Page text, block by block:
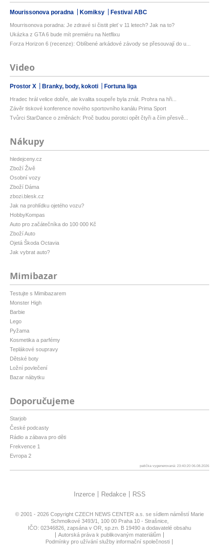
Mourissonova poradna Komiksy Festival ABC
Mourrisonova poradna: Je zdravé si čistit pleť v 11 letech? Jak na to?
Ukázka z GTA 6 bude mít premiéru na Netflixu
Forza Horizon 6 (recenze): Oblíbené arkádové závody se přesouvají do u...
Video
Prostor X Branky, body, kokoti Fortuna liga
Hradec hrál velice dobře, ale kvalita soupeře byla znát. Prohra na hři...
Závěr tiskové konference nového sportovního kanálu Prima Sport
Tvůrci StarDance o změnách: Proč budou porotci opět čtyři a čím přesvě...
Nákupy
hledejceny.cz
Zboží Živě
Osobní vozy
Zboží Dáma
zbozi.blesk.cz
Jak na prohlídku ojetého vozu?
HobbyKompas
Auto pro začátečníka do 100 000 Kč
Zboží Auto
Ojetá Škoda Octavia
Jak vybrat auto?
Mimibazar
Testujte s Mimibazarem
Monster High
Barbie
Lego
Pyžama
Kosmetika a parfémy
Teplákové soupravy
Dětské boty
Ložní povlečení
Bazar nábytku
Doporučujeme
Starjob
České podcasty
Rádio a zábava pro děti
Frekvence 1
Evropa 2
patička vygenerovaná: 23:40:20 06.08.2026
Inzerce Redakce RSS
© 2001 - 2026 Copyright CZECH NEWS CENTER a.s. se sídlem náměstí Marie
Schmolkové 3493/1, 100 00 Praha 10 - Strašnice,
IČO: 02346826, zapsána v OR, sp.zn. B 19490 a dodavatelé obsahu
Autorská práva k publikovaným materiálům
Podmínky pro užívání služby informační společnosti